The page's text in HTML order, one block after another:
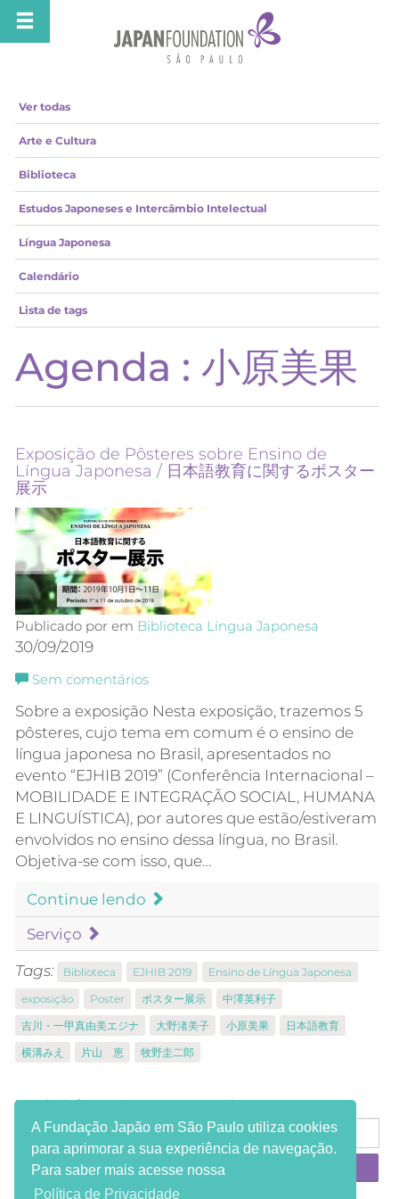
Ver todas
Arte e Cultura
Biblioteca
Estudos Japoneses e Intercâmbio Intelectual
Língua Japonesa
Calendário
Lista de tags
Agenda : 小原美果
Exposição de Pôsteres sobre Ensino de
Língua Japonesa / 日本語教育に関するポスター
展示
Publicado por em Biblioteca Língua Japonesa
30/09/2019
Sem comentários
Sobre a exposição Nesta exposição, trazemos 5
pôsteres, cujo tema em comum é o ensino de
língua japonesa no Brasil, apresentados no
evento “EJHIB 2019” (Conferência Internacional –
MOBILIDADE E INTEGRAÇÃO SOCIAL, HUMANA
E LINGUÍSTICA), por autores que estão/estiveram
envolvidos no ensino dessa língua, no Brasil.
Objetiva-se com isso, que…
Continue lendo
Serviço
Tags: Biblioteca EJHIB 2019
Ensino de Língua Japonesa
exposição
Poster ポスター展示
中澤英利子
吉川・一甲真由美エジナ
大野渚美子 小原美果
日本語教育
横溝みえ
片山 恵 牧野圭二郎
Receba informações em seu e-mail:
A Fundação Japão em São Paulo utiliza cookies
para aprimorar a sua experiência de navegação.
Para saber mais acesse nossa
Política de Privacidade